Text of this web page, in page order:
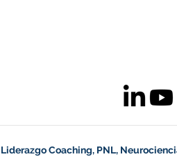
Liderazgo Coaching, PNL,